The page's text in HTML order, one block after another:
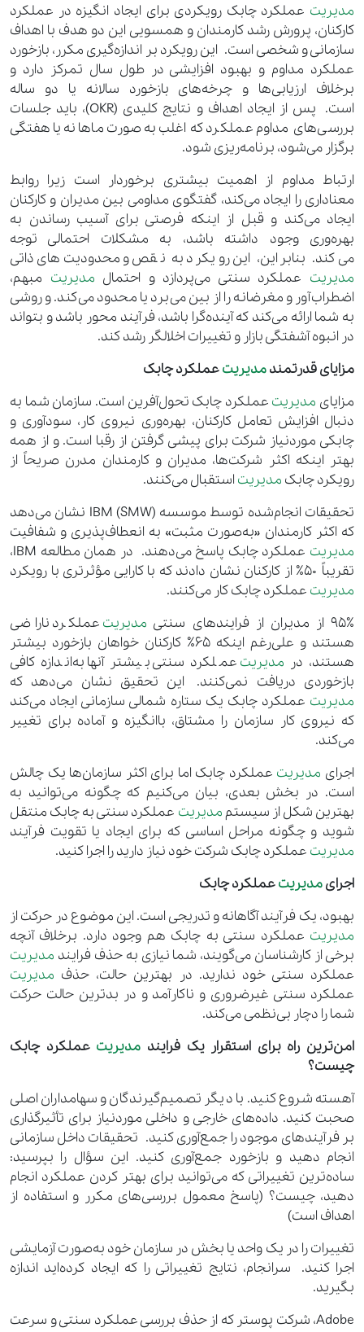
مدیریت عملکرد چابک رویکردی برای ایجاد انگیزه در عملکرد
کارکنان، پرورش رشد کارمندان و همسویی این دو هدف با اهداف
سازمانی و شخصی است. این رویکرد بر اندازه‌گیری مکرر، بازخورد
عملکرد مداوم و بهبود افزایشی در طول سال تمرکز دارد و
برخلاف ارزیابی‌ها و چرخه‌های بازخورد سالانه یا دو ساله
است. پس از ایجاد اهداف و نتایج کلیدی (OKR)، باید جلسات
بررسی‌های مداوم عملکرد که اغلب به‌صورت ماهانه یا هفتگی
برگزار می‌شود، برنامه‌ریزی شود.
ارتباط مداوم از اهمیت بیشتری برخوردار است زیرا روابط
معناداری را ایجاد می‌کند، گفتگوی مداومی بین مدیران و کارکنان
ایجاد می‌کند و قبل از اینکه فرصتی برای آسیب رساندن به
بهره‌وری وجود داشته باشد، به مشکلات احتمالی توجه
می‌کند. بنابراین، این رویکرد به نقص و محدودیت‌های ذاتی
مدیریت عملکرد سنتی می‌پردازد و احتمال مدیریت مبهم،
اضطراب‌آور و مغرضانه را از بین می‌برد یا محدود می‌کند. و روشی
به شما ارائه می‌کند که آینده‌گرا باشد، فرآیند محور باشد و بتواند
در انبوه آشفتگی بازار و تغییرات اخلالگر رشد کند.
مزایای قدرتمندمدیریتعملکرد چابک
مزایای مدیریت عملکرد چابک تحول‌آفرین است. سازمان شما به
دنبال افزایش تعامل کارکنان، بهره‌وری نیروی کار، سودآوری و
چابکی موردنیاز شرکت برای پیشی گرفتن از رقبا است. و از همه
بهتر اینکه اکثر شرکت‌ها، مدیران و کارمندان مدرن صریحاً از
رویکرد چابک مدیریت استقبال می‌کنند.
تحقیقات انجام‌شده توسط موسسه IBM (SMW) نشان می‌دهد
که اکثر کارمندان «به‌صورت مثبت» به انعطاف‌پذیری و شفافیت
مدیریت
عملکرد چابک پاسخ می‌دهند. در همان مطالعه IBM،
تقریباً 50٪ از کارکنان نشان دادند که با کارایی مؤثرتری با رویکرد
مدیریت عملکرد چابک کار می‌کنند.
95٪ از مدیران از فرایندهای سنتی
مدیریت عملکرد ناراضی
هستند و علی‌رغم اینکه 65٪ کارکنان خواهان بازخورد بیشتر
هستند، در مدیریت عملکرد سنتی بیشتر آنها به‌اندازه کافی
بازخوردی دریافت نمی‌کنند. این تحقیق نشان می‌دهد که
مدیریت عملکرد چابک یک ستاره شمالی سازمانی ایجاد می‌کند
که نیروی کار سازمان را مشتاق، باانگیزه و آماده برای تغییر
می‌کند.
اجرای مدیریت عملکرد چابک اما برای اکثر سازمان‌ها یک چالش
است. در بخش بعدی، بیان می‌کنیم که چگونه می‌توانید به
بهترین شکل از سیستممدیریت عملکرد سنتی به چابک منتقل
شوید و چگونه مراحل اساسی که برای ایجاد یا تقویت فرآیند
مدیریت عملکرد چابک شرکت خود نیاز دارید را اجرا کنید.
اجرایمدیریتعملکرد چابک
بهبود، یک فرآیند آگاهانه و تدریجی است. این موضوع در حرکت از
مدیریت عملکرد سنتی به چابک هم وجود دارد. برخلاف آنچه
برخی از کارشناسان می‌گویند، شما نیازی به حذف فرایند مدیریت
عملکرد سنتی خود ندارید. در بهترین حالت، حذف مدیریت
عملکرد سنتی غیرضروری و ناکارآمد و در بدترین حالت حرکت
شما را دچار بی‌نظمی می‌کند.
امن‌ترین راه برای استقرار یک فرایند مدیریت عملکرد چابک
چیست؟
آهسته شروع کنید. با دیگر تصمیم‌گیرندگان و سهامداران اصلی
صحبت کنید. داده‌های خارجی و داخلی موردنیاز برای تأثیرگذاری
بر فرآیندهای موجود را جمع‌آوری کنید. تحقیقات داخل سازمانی
انجام دهید و بازخورد جمع‌آوری کنید. این سؤال را بپرسید:
ساده‌ترین تغییراتی که می‌توانید برای بهتر کردن عملکرد انجام
دهید، چیست؟ (پاسخ معمول بررسی‌های مکرر و استفاده از
اهداف است)
تغییرات را در یک واحد یا بخش در سازمان خود به‌صورت آزمایشی
اجرا کنید. سرانجام، نتایج تغییراتی را که ایجاد کرده‌اید اندازه
بگیرید.
Adobe، شرکت پوستر که از حذف بررسی عملکرد سنتی و سرعت